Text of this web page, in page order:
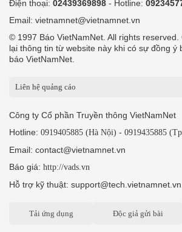
Điện thoại: 02439369898 - Hotline:
Email: vietnamnet@vietnamnet.vn
© 1997 Báo VietNamNet. All rights
lại thông tin từ website này khi có sự đồng ý
báo VietNamNet.
Liên hệ quảng cáo
Công ty Cổ phần Truyền thông VietNamNet
Hotline: 0919405885 (Hà Nội) - 0919435885
Email: contact@vietnamnet.vn
Báo giá: http://vads.vn
Hỗ trợ kỹ thuật: support@tech.vietnamnet.vn
Tải ứng dụng Độc giả gửi bài